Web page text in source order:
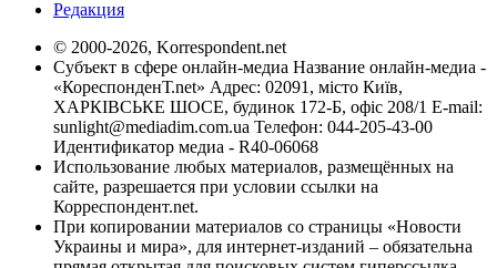
Редакция
© 2000-2026, Korrespondent.net
Субъект в сфере онлайн-медиа Название онлайн-медиа -
«КореспонденТ.net» Адрес: 02091, місто Київ,
ХАРКІВСЬКЕ ШОСЕ, будинок 172-Б, офіс 208/1 E-mail:
sunlight@mediadim.com.ua Телефон: 044-205-43-00
Идентификатор медиа - R40-06068
Использование любых материалов, размещённых на
сайте, разрешается при условии ссылки на
Корреспондент.net.
При копировании материалов со страницы «Новости
Украины и мира», для интернет-изданий – обязательна